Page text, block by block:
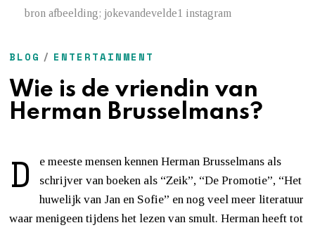
bron afbeelding; jokevandevelde1 instagram
BLOG / ENTERTAINMENT
Wie is de vriendin van
Herman Brusselmans?
D
e meeste mensen kennen Herman Brusselmans als
schrijver van boeken als “Zeik”, “De Promotie”, “Het
huwelijk van Jan en Sofie” en nog veel meer literatuur
waar menigeen tijdens het lezen van smult. Herman heeft tot